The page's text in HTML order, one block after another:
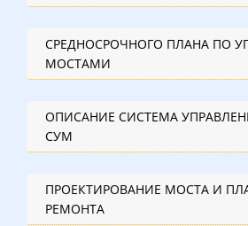
СРЕДНОСРОЧНОГО ПЛАНА ПО
МОСТАМИ
ОПИСАНИЕ СИСТЕМА
СУМ
ПРОЕКТИРОВАНИЕ МОСТА И
РЕМОНТА